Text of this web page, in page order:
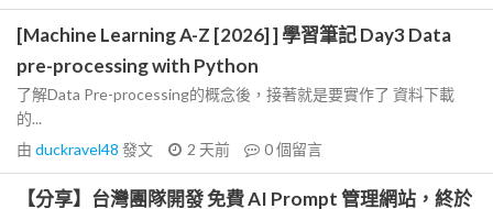
[Machine Learning A-Z [2026] ] 學習筆記 Day3 Data
pre-processing with Python
了解Data Pre-processing的概念後，接著就是要實作了 資料下載
的...
由 duckravel48 發文 2 天前 0個留言
【分享】台灣團隊開發 免費 AI Prompt 管理網站，終於